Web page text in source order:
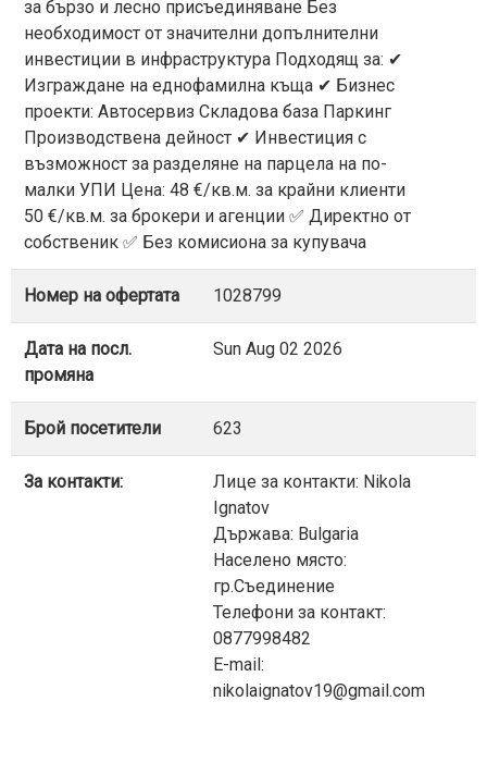
за бързо и лесно присъединяване Без
необходимост от значителни допълнителни
инвестиции в инфраструктура Подходящ за: ✔
Изграждане на еднофамилна къща ✔ Бизнес
проекти: Автосервиз Складова база Паркинг
Производствена дейност ✔ Инвестиция с
възможност за разделяне на парцела на по-
малки УПИ Цена: 48 €/кв.м. за крайни клиенти
50 €/кв.м. за брокери и агенции ✅ Директно от
собственик ✅ Без комисиона за купувача
Номер на офертата 1028799
Дата на посл.
промяна
Sun Aug 02 2026
Брой посетители 623
За контакти:
Лице за контакти: Nikola
Ignatov
Държава: Bulgaria
Населено място:
гр.Съединение
Телефони за контакт:
0877998482
E-mail:
nikolaignatov19@gmail.com